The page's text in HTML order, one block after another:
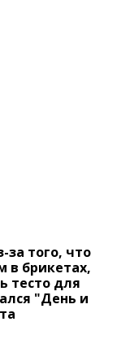
за того, что
в брикетах,
тесто для
"День и